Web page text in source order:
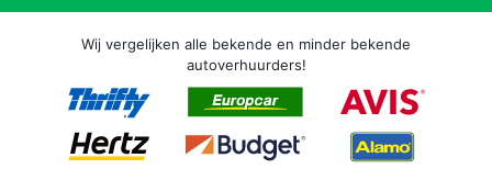
Wij vergelijken alle bekende en minder bekende
autoverhuurders!